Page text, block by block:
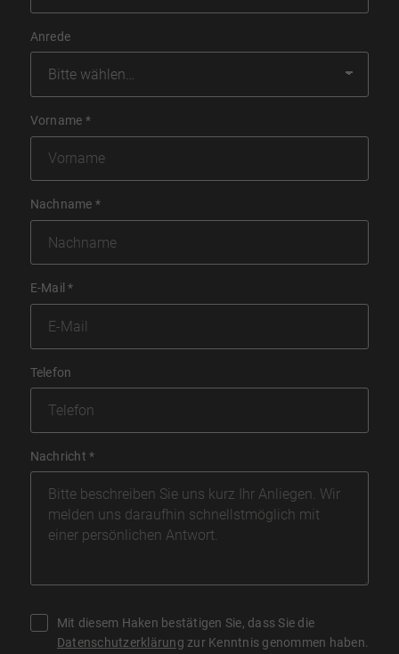
Anrede
Vorname *
Nachname *
E-Mail*
Telefon
Nachricht*
Mit diesem Haken bestätigen Sie, dass Sie die
Datenschutzerklärung zur Kenntnis genommen haben.